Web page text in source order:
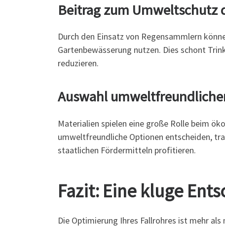
Beitrag zum Umweltschutz
Durch den Einsatz von Regensammlern
Gartenbewässerung nutzen. Dies schont
reduzieren.
Auswahl
Materialien spielen eine große Rolle beim
umweltfreundliche Optionen entscheiden,
staatlichen Fördermitteln profitieren.
Fazit: Eine kluge
Die Optimierung Ihres Fallrohres ist mehr